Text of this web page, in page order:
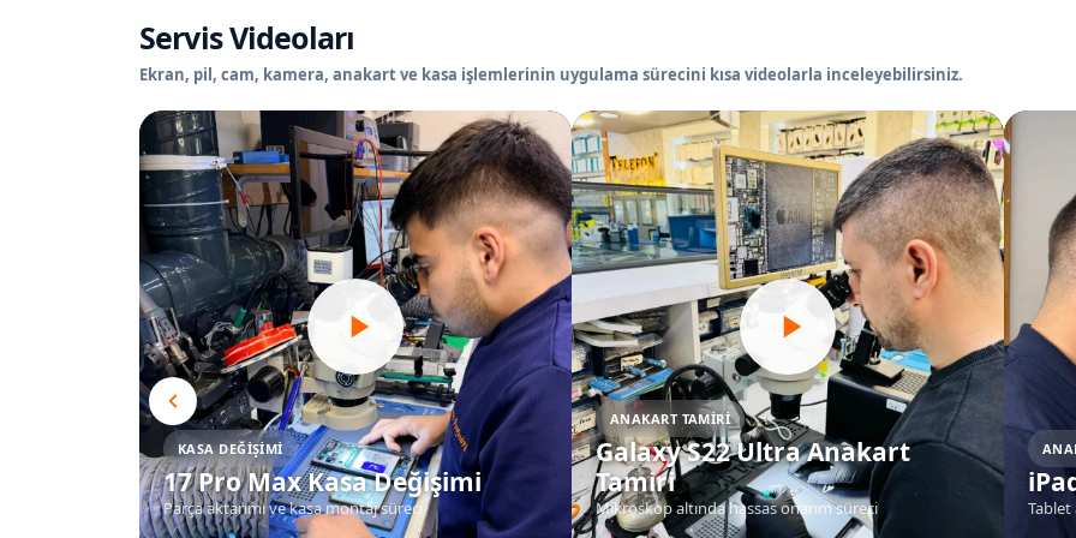
Servis Videoları
Ekran, pil, cam, kamera, anakart ve kasa işlemlerinin uygulama sürecini kısa videolarla inceleyebilirsiniz.
KASA DEĞIŞIMI
17 Pro Max Kasa Değişimi
Parça aktarımı ve kasa montaj süreci
ANAKART TAMIRI
Galaxy S22 Ultra Anakart
Tamiri
Mikroskop altında hassas onarım süreci Tablet